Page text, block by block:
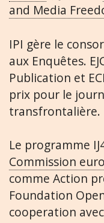
and Media
IPI gère le
aux Enquêtes.
Publication et
prix pour le
transfrontalière.
Le programme
Commission
comme Action
Foundation
cooperation